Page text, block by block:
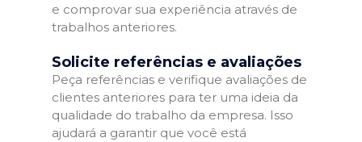
e comprovar sua experiência através de
trabalhos anteriores.
Solicite referências e avaliações
Peça referências e verifique avaliações de
clientes anteriores para ter uma ideia da
qualidade do trabalho da empresa. Isso
ajudará a garantir que você está